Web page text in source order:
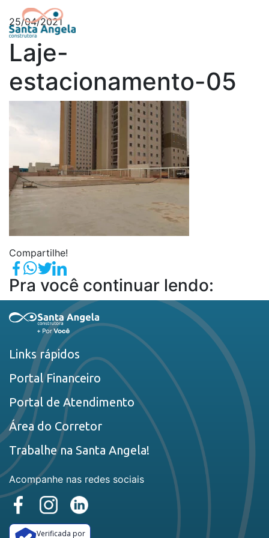
25/04/2021
Laje-
estacionamento-05
Compartilhe!
Pra você continuar lendo:
Links rápidos
Portal Financeiro
Portal de Atendimento
Área do Corretor
Trabalhe na Santa Angela!
Acompanhe nas redes sociais
Verificada por